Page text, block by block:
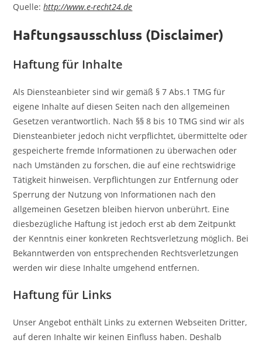
Quelle:http://www.e-recht24.de
Haftungsausschluss (Disclaimer)
Haftung für Inhalte
Als Diensteanbieter sind wir gemäß § 7 Abs.1 TMG für
eigene Inhalte auf diesen Seiten nach den allgemeinen
Gesetzen verantwortlich. Nach §§ 8 bis 10 TMG sind wir als
Diensteanbieter jedoch nicht verpflichtet, übermittelte oder
gespeicherte fremde Informationen zu überwachen oder
nach Umständen zu forschen, die auf eine rechtswidrige
Tätigkeit hinweisen. Verpflichtungen zur Entfernung oder
Sperrung der Nutzung von Informationen nach den
allgemeinen Gesetzen bleiben hiervon unberührt. Eine
diesbezügliche Haftung ist jedoch erst ab dem Zeitpunkt
der Kenntnis einer konkreten Rechtsverletzung möglich. Bei
Bekanntwerden von entsprechenden Rechtsverletzungen
werden wir diese Inhalte umgehend entfernen.
Haftung für Links
Unser Angebot enthält Links zu externen Webseiten Dritter,
auf deren Inhalte wir keinen Einfluss haben. Deshalb